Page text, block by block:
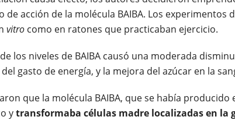
de acción de la molécula BAIBA. Los experimentos
vitrocomo en ratones que practicaban ejercicio.
los niveles de BAIBA causó una moderada
gasto de energía, y la mejora del azúcar en la
que la molécula BAIBA, que se había producido
ytransformaba células madre localizadas en la